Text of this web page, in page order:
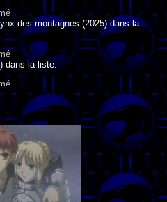
des montagnes (2025) dans la
dans la liste.
dans la liste.
de la Chance (2006) dans la
(2000) dans la liste.
petit canard (2003) dans la liste.